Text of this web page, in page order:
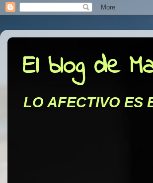
El blog de
LO AFECTIVO ES